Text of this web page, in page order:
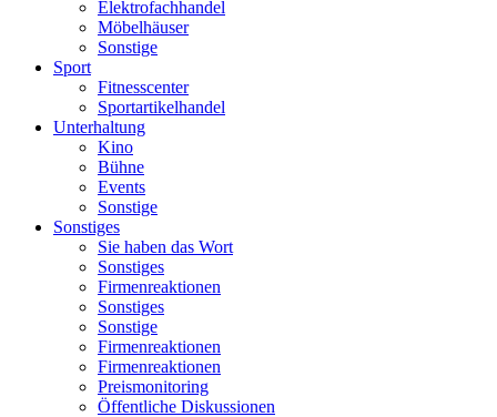
Elektrofachhandel
Möbelhäuser
Sonstige
Sport
Fitnesscenter
Sportartikelhandel
Unterhaltung
Kino
Bühne
Events
Sonstige
Sonstiges
Sie haben das Wort
Sonstiges
Firmenreaktionen
Sonstiges
Sonstige
Firmenreaktionen
Firmenreaktionen
Preismonitoring
Öffentliche Diskussionen